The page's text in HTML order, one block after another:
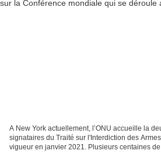
A New York actuellement, l’ONU accueille la
signataires du Traité sur l'Interdiction des
vigueur en janvier 2021. Plusieurs centaines